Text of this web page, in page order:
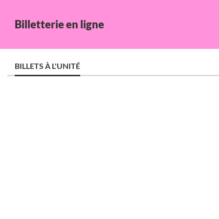
Billetterie en ligne
BILLETS À L'UNITÉ